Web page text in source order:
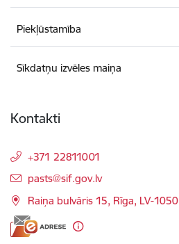
Piekļūstamība
Sīkdatņu izvēles maiņa
Kontakti
+371 22811001
E-pasts:
pasts@sif.gov.lv
Raiņa bulvāris 15, Rīga, LV-1050